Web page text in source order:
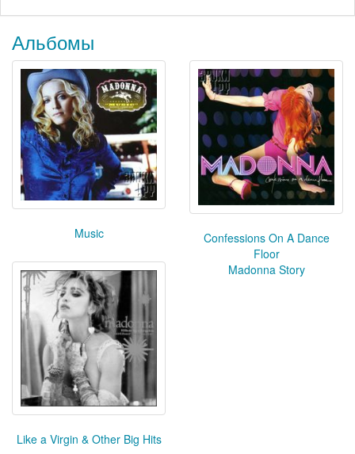
Альбомы
Music
Confessions On A Dance
Floor
Like a Virgin & Other Big Hits
Madonna Story